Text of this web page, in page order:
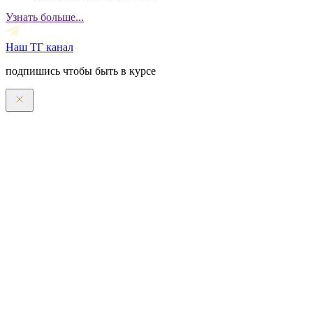
Узнать больше...
Наш ТГ канал
подпишись чтобы быть в курсе